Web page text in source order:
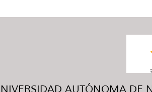
AUTÓNOMA DE